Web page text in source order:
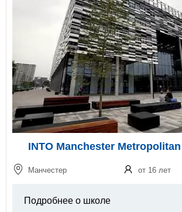
INTO Manchester
Манчестер от 16 лет
Подробнее о школе